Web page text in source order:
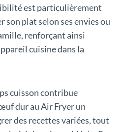
est particulièrement
son plat selon ses envies ou
renforçant ainsi
cuisine dans la
cuisson contribue
dur au Air Fryer un
des recettes variées, tout